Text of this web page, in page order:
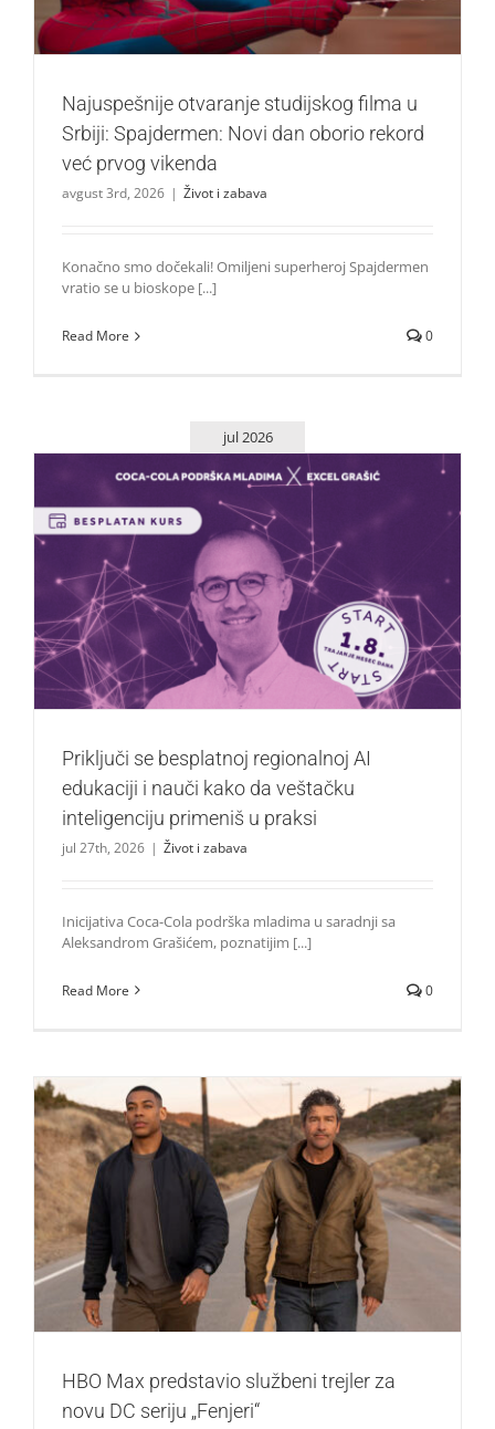
Najuspešnije otvaranje studijskog filma u
Srbiji: Spajdermen: Novi dan oborio rekord
već prvog vikenda
avgust 3rd, 2026 | Život i zabava
Konačno smo dočekali! Omiljeni superheroj Spajdermen
vratio se u bioskope [...]
Read More 0
jul 2026
Priključi se besplatnoj regionalnoj AI edukaciji i nauči kako
da veštačku inteligenciju primeniš u praksi
Život i zabava
Priključi se besplatnoj regionalnoj AI
edukaciji i nauči kako da veštačku
inteligenciju primeniš u praksi
jul 27th, 2026 | Život i zabava
Inicijativa Coca-Cola podrška mladima u saradnji sa
Aleksandrom Grašićem, poznatijim [...]
Read More 0
HBO Max predstavio službeni trejler za novu DC seriju
„Fenjeri“
Život i zabava
HBO Max predstavio službeni trejler za
novu DC seriju „Fenjeri“